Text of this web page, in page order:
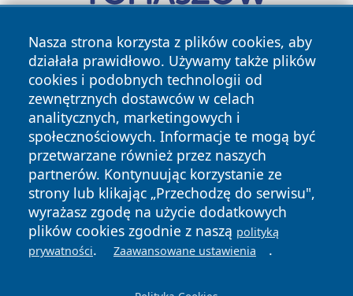
Nasza strona korzysta z plików cookies, aby
działała prawidłowo. Używamy także plików
cookies i podobnych technologii od
zewnętrznych dostawców w celach
analitycznych, marketingowych i
społecznościowych. Informacje te mogą być
przetwarzane również przez naszych
partnerów. Kontynuując korzystanie ze
strony lub klikając „Przechodzę do serwisu",
wyrażasz zgodę na użycie dodatkowych
plików cookies zgodnie z naszą polityką
prywatności. Zaawansowane ustawienia .
Copyright © 2026 ciechanowski24.pl Wszystkie prawa
zastrzeżone.
News Autorzy
Polityka
Prywatności
Polityka
Cookies